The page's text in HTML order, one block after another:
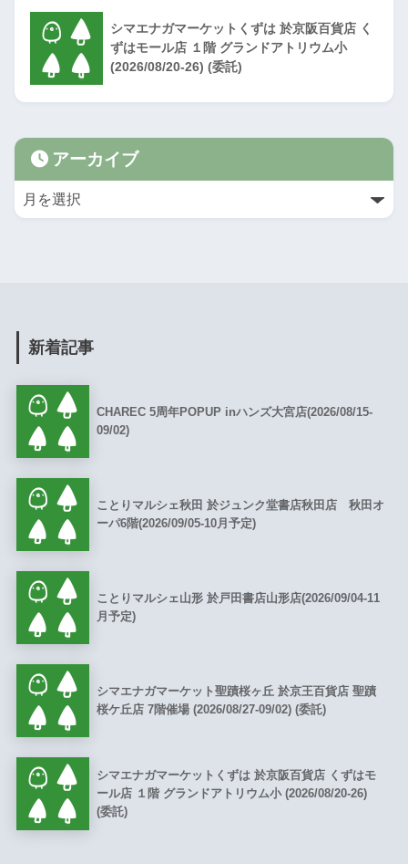
シマエナガマーケットくずは 於京阪百貨店 く
ずはモール店 １階 グランドアトリウム小
(2026/08/20-26) (委託)
アーカイブ
新着記事
CHAREC 5周年POPUP inハンズ大宮店(2026/08/15-
09/02)
ことりマルシェ秋田 於ジュンク堂書店秋田店 秋田オ
ーパ6階(2026/09/05-10月予定)
ことりマルシェ山形 於戸田書店山形店(2026/09/04-11
月予定)
シマエナガマーケット聖蹟桜ヶ丘 於京王百貨店 聖蹟
桜ケ丘店 7階催場 (2026/08/27-09/02) (委託)
シマエナガマーケットくずは 於京阪百貨店 くずはモ
ール店 １階 グランドアトリウム小 (2026/08/20-26)
(委託)